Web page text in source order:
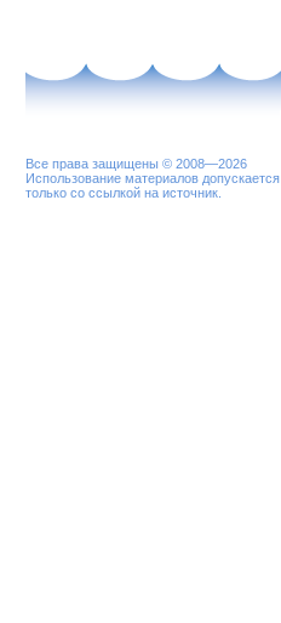
Все права защищены © 2008—2026
Использование материалов допускается
только со ссылкой на источник.